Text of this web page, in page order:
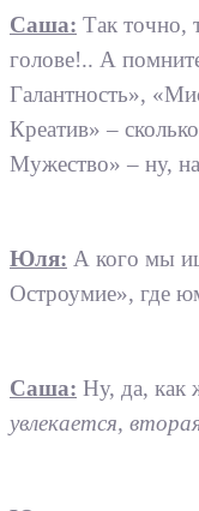
Саша: Так точно,
голове!.. А
Галантность»,
Креатив» –
Мужество» – ну,
Юля: А кого мы
Остроумие», где
Саша: Ну, да, как
увлекается,